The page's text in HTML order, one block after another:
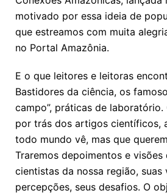
motivado por essa ideia de
que estreamos com muita
no Portal Amazônia.
E o que leitores e leitoras
Bastidores da ciência, os
campo”, práticas de laboratório.
por trás dos artigos científicos,
todo mundo vê, mas que
Traremos depoimentos e visões
cientistas da nossa região, suas
percepções, seus desafios. O